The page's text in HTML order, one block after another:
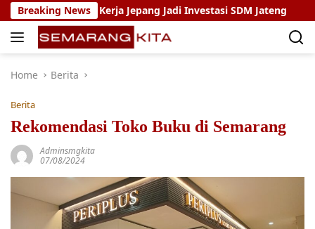
Skip
to
content
Breaking News
Kerja Jepang Jadi Investasi SDM Jateng Setya
Home Berita
Berita
Rekomendasi Toko Buku di Semarang
Adminsmgkita
07/08/2024